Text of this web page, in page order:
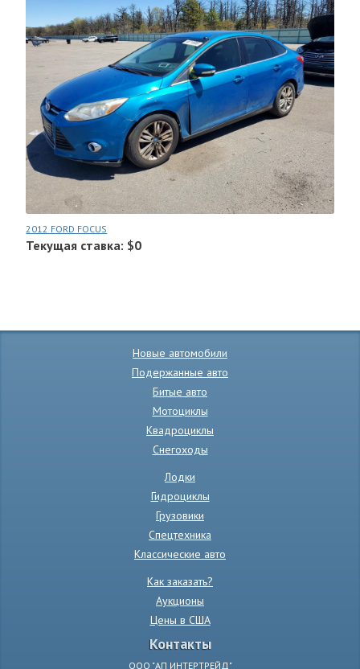
2012 FORD FOCUS
Текущая ставка: $0
Новые автомобили
Подержанные авто
Битые авто
Мотоциклы
Квадроциклы
Снегоходы
Лодки
Гидроциклы
Грузовики
Спецтехника
Классические авто
Как заказать?
Аукционы
Цены в США
Контакты
ООО "АП ИНТЕРТРЕЙД"